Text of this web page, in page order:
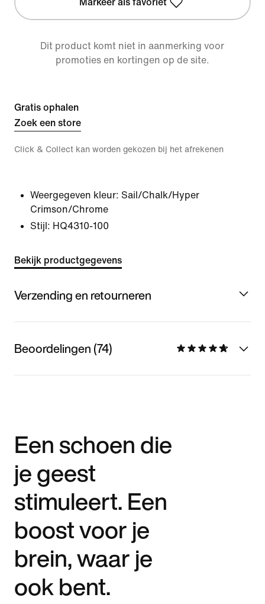
Markeer als favoriet
Dit product komt niet in aanmerking voor
promoties en kortingen op de site.
Gratis ophalen
Zoek een store
Click & Collect kan worden gekozen bij het afrekenen
Weergegeven kleur: Sail/Chalk/Hyper
Crimson/Chrome
Stijl: HQ4310-100
Bekijk productgegevens
Verzending en retourneren
Beoordelingen (74)
Een schoen die
je geest
stimuleert. Een
boost voor je
brein, waar je
ook bent.